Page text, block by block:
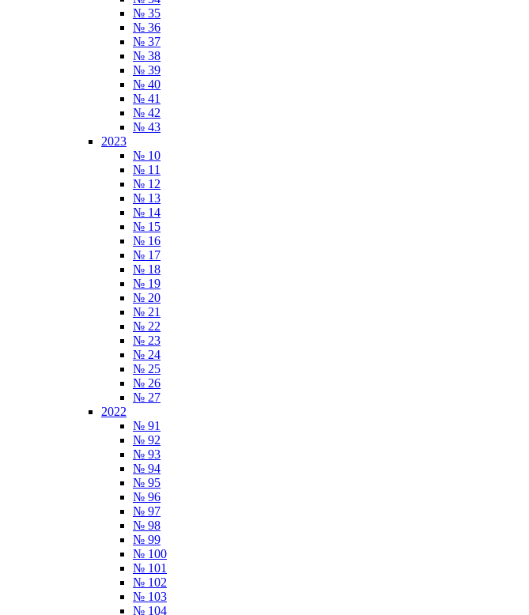
№ 35
№ 36
№ 37
№ 38
№ 39
№ 40
№ 41
№ 42
№ 43
2023
№ 10
№ 11
№ 12
№ 13
№ 14
№ 15
№ 16
№ 17
№ 18
№ 19
№ 20
№ 21
№ 22
№ 23
№ 24
№ 25
№ 26
№ 27
2022
№ 91
№ 92
№ 93
№ 94
№ 95
№ 96
№ 97
№ 98
№ 99
№ 100
№ 101
№ 102
№ 103
№ 104